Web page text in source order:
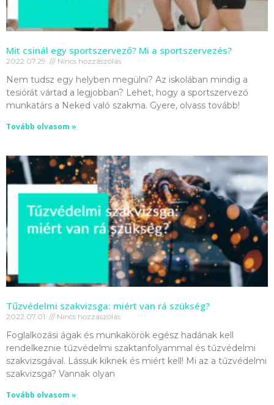
Mit csinál egy sportszervező? Mi a sportszervezés?
2022.07.29. Nincs hozzászólás
Nem tudsz egy helyben megülni? Az iskolában mindig a
tesiórát vártad a legjobban? Lehet, hogy a sportszervező
munkatárs a Neked való szakma. Gyere, olvass tovább!
Tovább olvasom »
Tűzvédelmi szakvizsga: miért van rá szükség?
2022.07.01. Nincs hozzászólás
Foglalkozási ágak és munkakörök egész hadának kell
rendelkeznie tűzvédelmi szaktanfolyammal és tűzvédelmi
szakvizsgával. Lássuk kiknek és miért kell! Mi az a tűzvédelmi
szakvizsga? Vannak olyan
Tovább olvasom »